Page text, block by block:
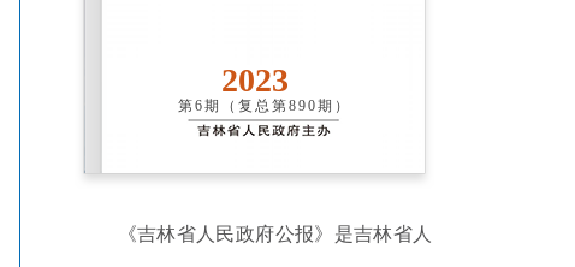
2023
第6期（复总第890期）
《吉林省人民政府公报》是吉林省人